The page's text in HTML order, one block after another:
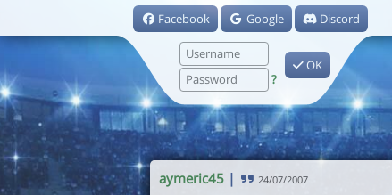
Facebook Google Discord
?
OK
aymeric45 | 24/07/2007